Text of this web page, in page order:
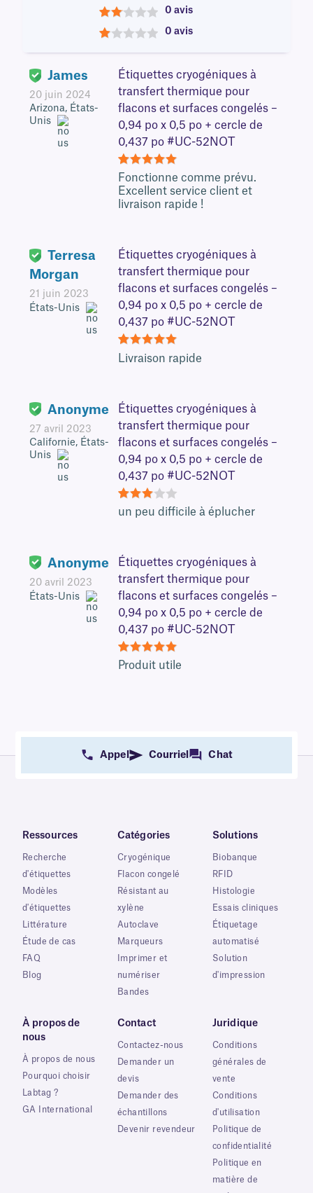
3
2
0 avis
0 avis
James
20 juin 2024
Arizona, États-
Unis
Étiquettes cryogéniques à
transfert thermique pour
flacons et surfaces congelés –
0,94 po x 0,5 po + cercle de
0,437 po #UC-52NOT
5Fonctionne comme prévu.
Excellent service client et
livraison rapide !
Terresa
Morgan
21 juin 2023
États-Unis
Étiquettes cryogéniques à
transfert thermique pour
flacons et surfaces congelés –
0,94 po x 0,5 po + cercle de
0,437 po #UC-52NOT
5Livraison rapide
Anonyme
27 avril 2023
Californie, États-
Unis
Étiquettes cryogéniques à
transfert thermique pour
flacons et surfaces congelés –
0,94 po x 0,5 po + cercle de
0,437 po #UC-52NOT
3
un peu difficile à éplucher
Anonyme
20 avril 2023
États-Unis
Étiquettes cryogéniques à
transfert thermique pour
flacons et surfaces congelés –
0,94 po x 0,5 po + cercle de
0,437 po #UC-52NOT
5Produit utile
Appel Courriel Chat
Ressources
Recherche
d'étiquettes
Modèles
d'étiquettes
Littérature
Étude de cas
FAQ
Blog
Catégories
Cryogénique
Flacon congelé
Résistant au
xylène
Autoclave
Marqueurs
Imprimer et
numériser
Bandes
Solutions
Biobanque
RFID
Histologie
Essais cliniques
Étiquetage
automatisé
Solution
d'impression
À propos de
nous
À propos de nous
Pourquoi choisir
Labtag ?
GA International
Contact
Contactez-nous
Demander un
devis
Demander des
échantillons
Devenir revendeur
Juridique
Conditions
générales de
vente
Conditions
d'utilisation
Politique de
confidentialité
Politique en
matière de